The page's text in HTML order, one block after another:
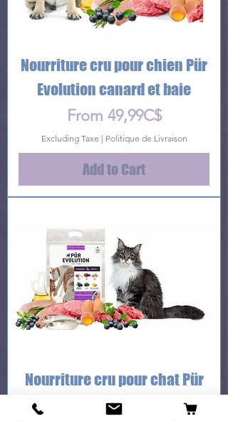
Nourriture cru pour chien Pür
Evolution canard et baie
Price
From 49,99C$
Excluding Taxe | Politique de Livraison
Add to Cart
Nourriture cru pour chat Pür
Evolution canard